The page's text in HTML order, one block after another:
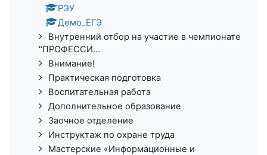
РЭУ
Демо_ЕГЭ
Внутренний отбор на участие в чемпионате
"ПРОФЕССИ...
Внимание!
Практическая подготовка
Воспитательная работа
Дополнительное образование
Заочное отделение
Инструктаж по охране труда
Мастерские «Информационные и